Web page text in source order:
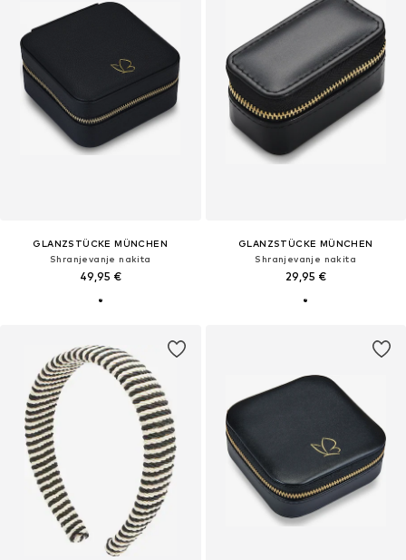
GLANZSTÜCKE MÜNCHEN
Shranjevanje nakita
49,95 €
GLANZSTÜCKE MÜNCHEN
Shranjevanje nakita
29,95 €